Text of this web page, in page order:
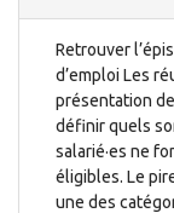
Retrouver
d’emploi Les
présentation
définir quels
salarié·es ne
éligibles. Le
une des